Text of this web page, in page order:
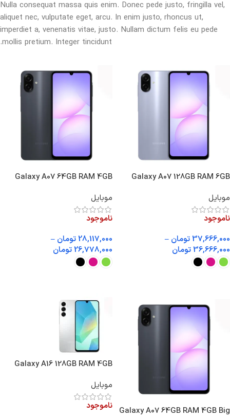
Nulla consequat massa quis enim. Donec pede justo, fringilla vel,
aliquet nec, vulputate eget, arcu. In enim justo, rhoncus ut,
imperdiet a, venenatis vitae, justo. Nullam dictum felis eu pede
mollis pretium. Integer tincidunt.
Galaxy A07 128GB RAM 6GB
موبایل
ناموجود
37,666,000تومان –
36,666,000تومان
Galaxy A07 64GB RAM 4GB
موبایل
ناموجود
28,117,000تومان –
26,778,000تومان
Galaxy A07 64GB RAM 4GB Big
Galaxy A16 128GB RAM 4GB
موبایل
ناموجود